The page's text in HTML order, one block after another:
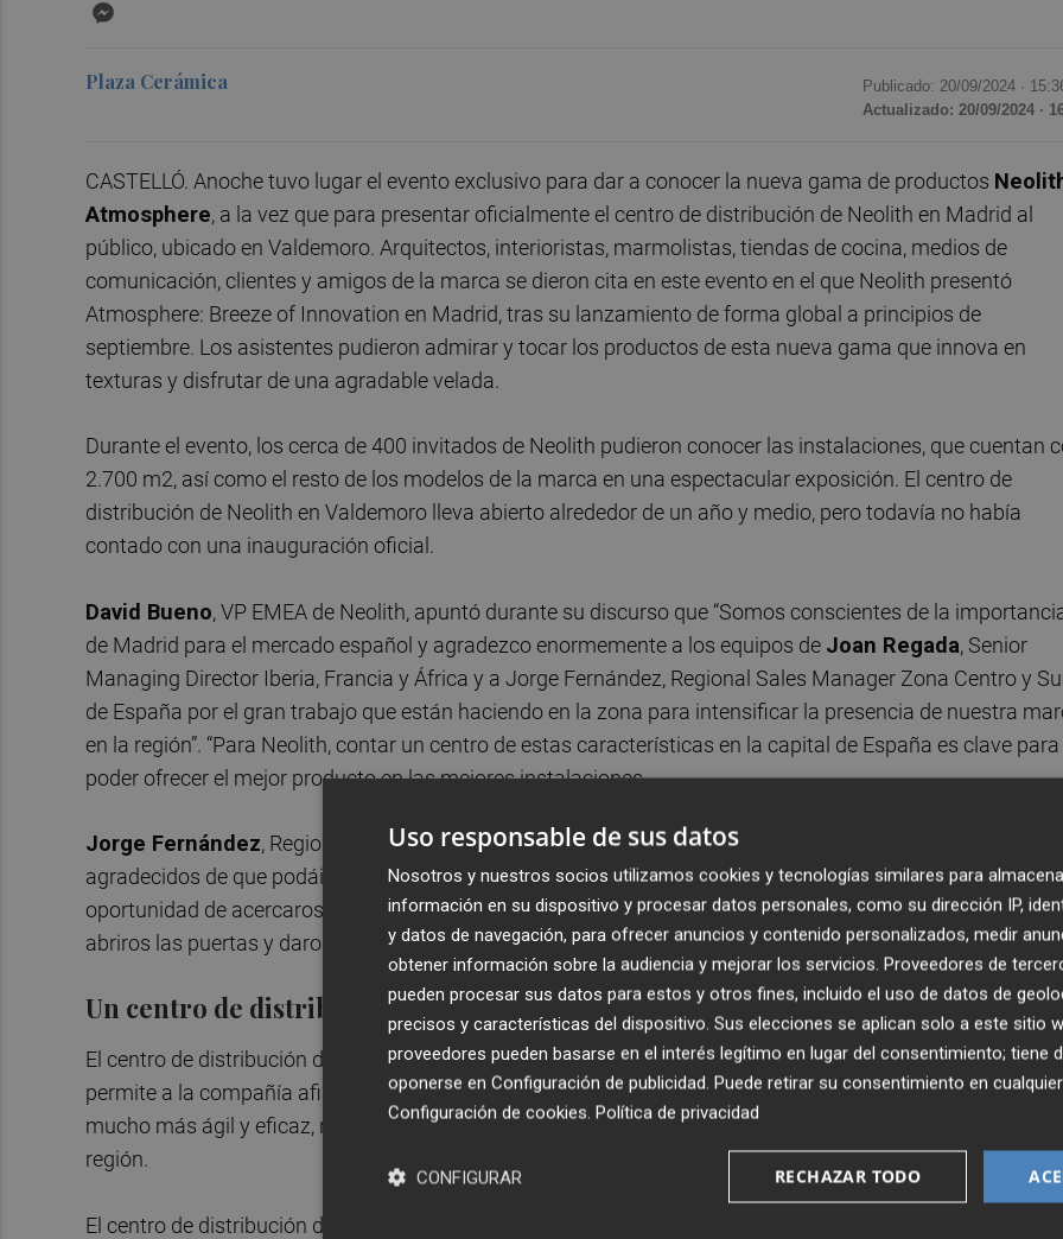
Plaza Cerámica Publicado: 20/09/2024 ·
Actualizado: 20/09/2024 ·
CASTELLÓ. Anoche tuvo lugar el evento exclusivo para dar a conocer la nueva gama de productos
Atmosphere, a la vez que para presentar oficialmente el centro de distribución de Neolith en Madrid al
público, ubicado en Valdemoro. Arquitectos, interioristas, marmolistas, tiendas de cocina, medios de
comunicación, clientes y amigos de la marca se dieron cita en este evento en el que Neolith presentó
Atmosphere: Breeze of Innovation en Madrid, tras su lanzamiento de forma global a principios de
septiembre. Los asistentes pudieron admirar y tocar los productos de esta nueva gama que innova en
texturas y disfrutar de una agradable velada.
Durante el evento, los cerca de 400 invitados de Neolith pudieron conocer las instalaciones, que cuentan
2.700 m2, así como el resto de los modelos de la marca en una espectacular exposición. El centro de
distribución de Neolith en Valdemoro lleva abierto alrededor de un año y medio, pero todavía no había
contado con una inauguración oficial.
David Bueno, VP EMEA de Neolith, apuntó durante su discurso que “Somos conscientes de la
de Madrid para el mercado español y agradezco enormemente a los equipos de Joan Regada, Senior
Managing Director Iberia, Francia y África y a Jorge Fernández, Regional Sales Manager Zona Centro y
de España por el gran trabajo que están haciendo en la zona para intensificar la presencia de nuestra
en la región”. “Para Neolith, contar un centro de estas características en la capital de España es clave para
poder ofrecer el mejor producto en las mejores instalaciones.
Jorge Fernández, Regional Sales Manager de la Zona Centro y Sur de España, comentó “estamos muy
agradecidos de que podáis acompañarnos en la inauguración oficial de este centro y tener, además, la
oportunidad de acercaros las últimas novedades de la marca”. “Desde Neolith estamos contentos de
abriros las puertas y daros la bienvenida a nuestro espacio”.
Un centro de distribución para ofrecer el mejor servicio
El centro de distribución de Neolith en Madrid, ubicado a pocos minutos de la capital, es un punto clave
permite a la compañía afianzar su presencia en la zona centro, gracias a una capacidad de respuesta
mucho más ágil y eficaz, reduciendo de esta forma los plazos de entrega para los clientes ubicados en esta
región.
El centro de distribución de Neolith en Valdemoro ofrece una amplia exposición de los productos de la
Uso responsable de sus datos
Nosotros y nuestros socios utilizamos cookies y tecnologías similares para
información en su dispositivo y procesar datos personales, como su dirección IP,
y datos de navegación, para ofrecer anuncios y contenido personalizados, medir
obtener información sobre la audiencia y mejorar los servicios. Proveedores de
pueden procesar sus datos para estos y otros fines, incluido el uso de datos de
precisos y características del dispositivo. Sus elecciones se aplican solo a este sitio
proveedores pueden basarse en el interés legítimo en lugar del consentimiento; tiene
oponerse en Configuración de publicidad. Puede retirar su consentimiento en
Configuración de cookies. Política de privacidad
RECHAZAR TODO
CONFIGURAR